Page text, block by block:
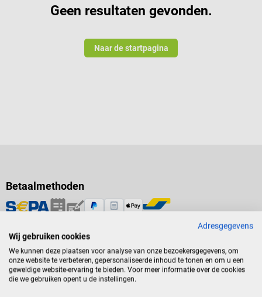
Geen resultaten gevonden.
Naar de startpagina
Betaalmethoden
Verzending
Adresgegevens
Wij gebruiken cookies
We kunnen deze plaatsen voor analyse van onze bezoekersgegevens, om
onze website te verbeteren, gepersonaliseerde inhoud te tonen en om u een
geweldige website-ervaring te bieden. Voor meer informatie over de cookies
die we gebruiken opent u de instellingen.